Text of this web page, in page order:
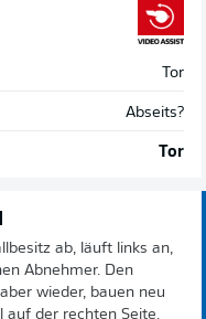
Tor
Abseits?
Tor
ab, läuft links an,
Abnehmer. Den
wieder, bauen neu
auf der rechten Seite.